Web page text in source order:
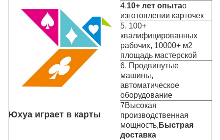
Юхуа играет в карты
4.10+ лет опытао
изготовлении карточек
5. 100+
квалифицированных
рабочих, 10000+ м2
площадь мастерской
6. Продвинутые
машины,
автоматическое
оборудование
7Высокая
производственная
мощность, Быстрая
доставка